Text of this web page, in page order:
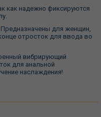
как надежно фиксируются
Предназначены для женщин,
отросток для ввода во
вибрирующий
для анальной
наслаждения!